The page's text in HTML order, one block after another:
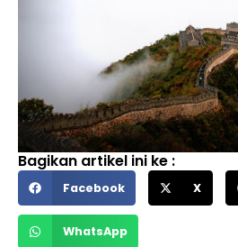
Bagikan artikel ini ke :
Facebook X
WhatsApp